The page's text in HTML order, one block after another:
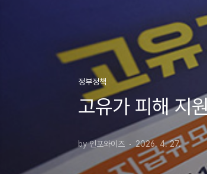
정부정책
고유가 피해 지
by 인포와이즈 2026. 4. 27.